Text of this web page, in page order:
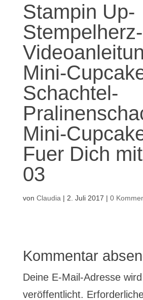
Stampin Up-
Stempelherz-
Mini-
Schachtel-
Mini-
Fuer Dich
03
von Claudia | 2. Juli 2017 | 0
Kommentar
Deine E-Mail-Adresse
veröffentlicht.